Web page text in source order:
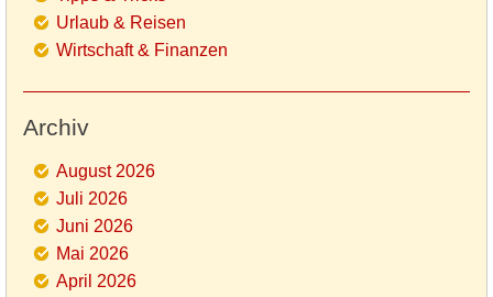
Urlaub & Reisen
Wirtschaft & Finanzen
Archiv
August 2026
Juli 2026
Juni 2026
Mai 2026
April 2026